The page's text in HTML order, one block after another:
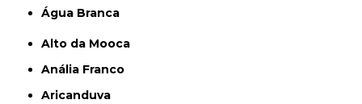
Água Branca
Alto da Mooca
Anália Franco
Aricanduva